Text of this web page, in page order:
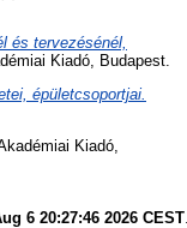
és tervezésénél,
Kiadó, Budapest.
épületcsoportjai.
Kiadó,
6 20:27:46 2026 CEST